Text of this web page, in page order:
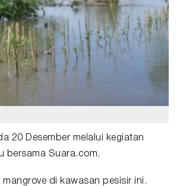
20 Desember melalui kegiatan
bersama Suara.com.
di kawasan pesisir ini.